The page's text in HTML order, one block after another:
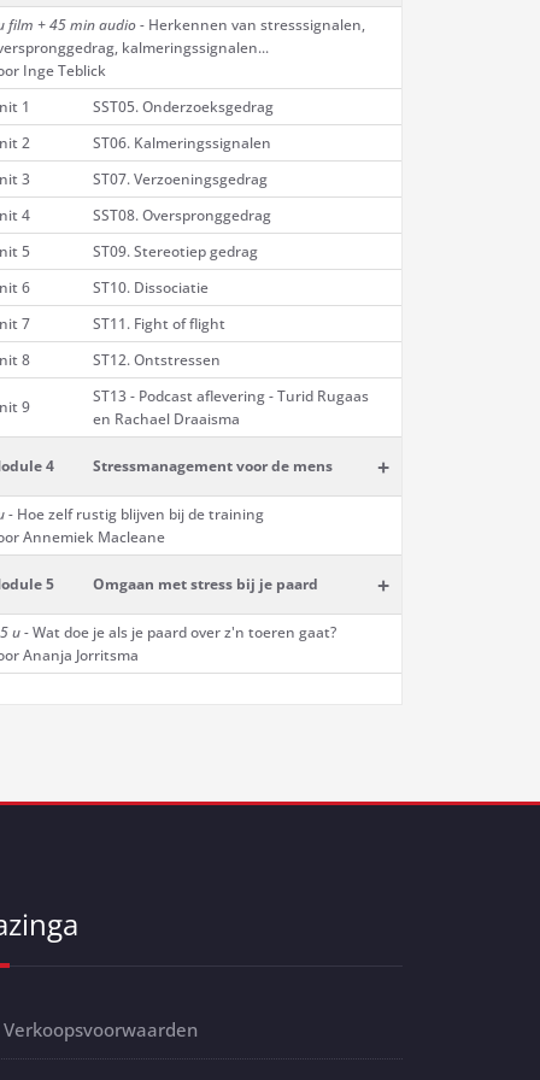
film + 45 min audio - Herkennen van stresssignalen,
kalmeringssignalen...
Inge Teblick
1
SST05. Onderzoeksgedrag
2
ST06. Kalmeringssignalen
3
ST07. Verzoeningsgedrag
4
SST08. Overspronggedrag
5
ST09. Stereotiep gedrag
6
ST10. Dissociatie
7
ST11. Fight of flight
8
ST12. Ontstressen
9
ST13 - Podcast aflevering - Turid Rugaas
en Rachael Draaisma
4 Stressmanagement voor de mens +
- Hoe zelf rustig blijven bij de training
Annemiek Macleane
5 Omgaan met stress bij je paard +
u -Wat doe je als je paard over z'n toeren gaat?
Ananja Jorritsma
Verkoopsvoorwaarden